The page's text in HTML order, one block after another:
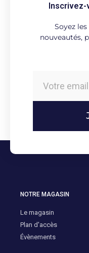
Soyez
nouveautés,
NOTRE MAGASIN
Le magasin
Plan d'accès
Évènements